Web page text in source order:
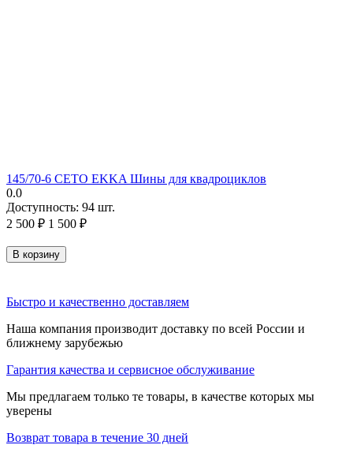
145/70-6 CETO EKKA Шины для квадроциклов
0.0
Доступность: 94 шт.
2 500 ₽ 1 500 ₽
В корзину
Быстро и качественно доставляем
Наша компания производит доставку по всей России и
ближнему зарубежью
Гарантия качества и сервисное обслуживание
Мы предлагаем только те товары, в качестве которых мы
уверены
Возврат товара в течение 30 дней